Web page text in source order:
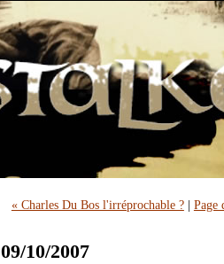
« Charles Du Bos l'irréprochable ?| Page
09/10/2007